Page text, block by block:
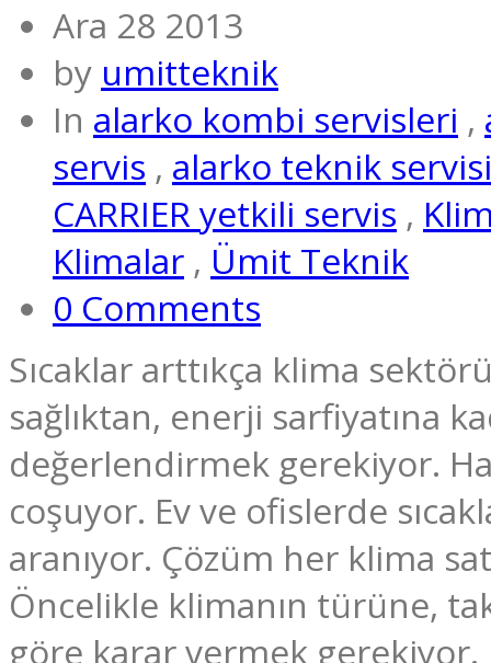
Ara 28 2013
by umitteknik
In alarko kombi servisleri ,
servis , alarko teknik servisi
CARRIER yetkili servis ,
Klimalar , Ümit Teknik
0 Comments
Sıcaklar arttıkça klima
sağlıktan, enerji sarfiyatına
değerlendirmek gerekiyor.
coşuyor. Ev ve ofislerde
aranıyor. Çözüm her klima
Öncelikle klimanın türüne,
göre karar vermek gerekiyor.